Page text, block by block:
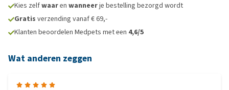
Kies zelfwaaren wanneerje bestelling bezorgd wordt
Gratis verzending vanaf € 69,-
Klanten beoordelen Medpets met een 4,6/5
Wat anderen zeggen